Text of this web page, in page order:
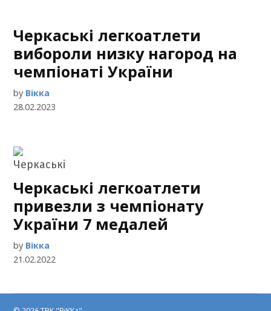
Черкаські легкоатлети
вибороли низку нагород на
чемпіонаті України
by Вікка
28.02.2023
Черкаські легкоатлети
привезли з чемпіонату
України 7 медалей
by Вікка
21.02.2022